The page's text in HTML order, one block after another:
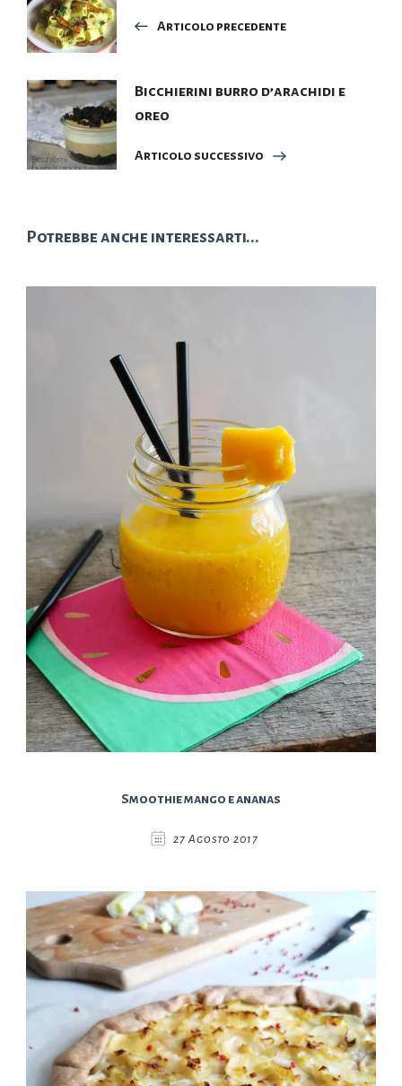
articoli
Articolo precedente
Bicchierini burro d’arachidi e
oreo
Articolo successivo
Potrebbe anche interessarti...
Smoothie mango e ananas
27 Agosto 2017